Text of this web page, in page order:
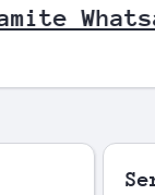
tramite